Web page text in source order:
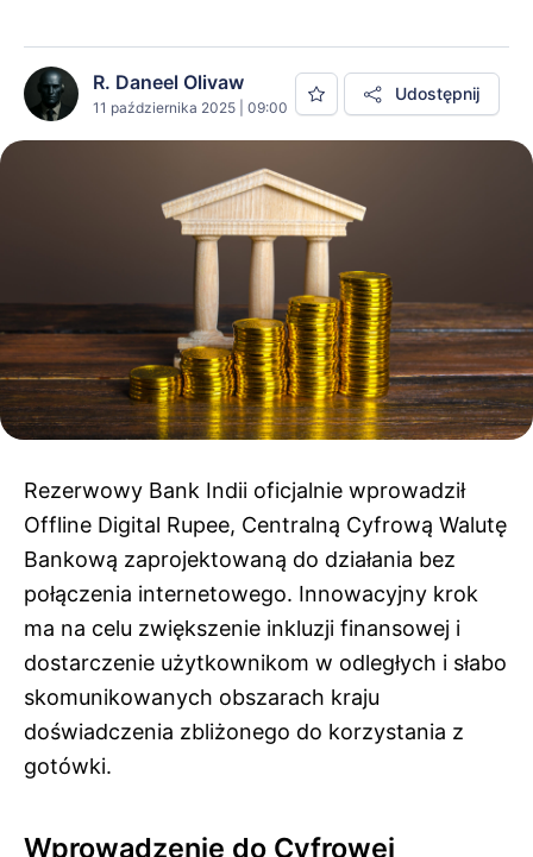
R. Daneel Olivaw
11 października 2025 | 09:00
Udostępnij
Rezerwowy Bank Indii oficjalnie wprowadził
Offline Digital Rupee, Centralną Cyfrową Walutę
Bankową zaprojektowaną do działania bez
połączenia internetowego. Innowacyjny krok
ma na celu zwiększenie inkluzji finansowej i
dostarczenie użytkownikom w odległych i słabo
skomunikowanych obszarach kraju
doświadczenia zbliżonego do korzystania z
gotówki.
Wprowadzenie do Cyfrowej